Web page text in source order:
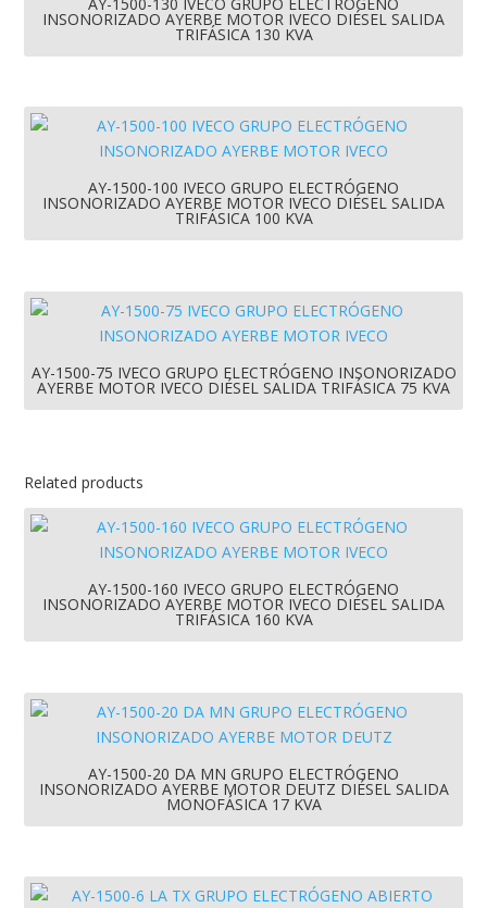
INSONORIZADO AYERBE MOTOR IVECO DIÉSEL SALIDA
TRIFÁSICA 130 KVA
AY-1500-100 IVECO GRUPO ELECTRÓGENO
INSONORIZADO AYERBE MOTOR IVECO DIÉSEL SALIDA
TRIFÁSICA 100 KVA
AY-1500-75 IVECO GRUPO ELECTRÓGENO INSONORIZADO
AYERBE MOTOR IVECO DIÉSEL SALIDA TRIFÁSICA 75 KVA
Related products
AY-1500-160 IVECO GRUPO ELECTRÓGENO
INSONORIZADO AYERBE MOTOR IVECO DIÉSEL SALIDA
TRIFÁSICA 160 KVA
AY-1500-20 DA MN GRUPO ELECTRÓGENO
INSONORIZADO AYERBE MOTOR DEUTZ DIÉSEL SALIDA
MONOFÁSICA 17 KVA